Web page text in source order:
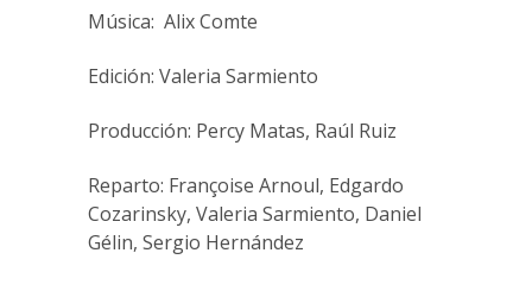
Música: Alix Comte
Edición: Valeria Sarmiento
Producción: Percy Matas, Raúl Ruiz
Reparto: Françoise Arnoul, Edgardo
Cozarinsky, Valeria Sarmiento, Daniel
Gélin, Sergio Hernández